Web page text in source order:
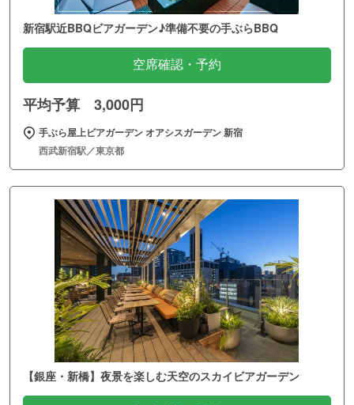
新宿駅近BBQビアガーデン♪準備不要の手ぶらBBQ
空席確認・予約
平均予算 3,000円
手ぶら屋上ビアガーデン オアシスガーデン 新宿
西武新宿駅／東京都
【銀座・新橋】夜景を楽しむ天空のスカイビアガーデン